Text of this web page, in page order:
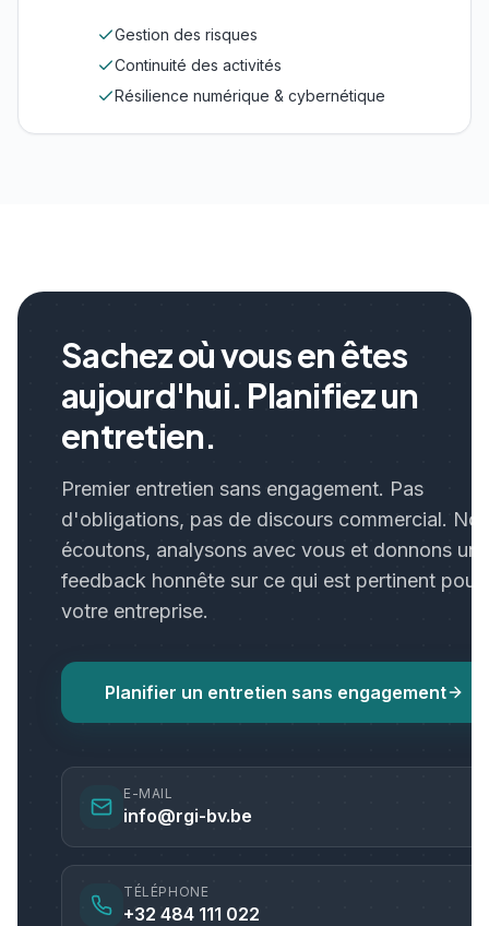
Gestion des risques
Continuité des activités
Résilience numérique & cybernétique
Sachez où vous en êtes
aujourd'hui. Planifiez un
entretien.
Premier entretien sans engagement. Pas
d'obligations, pas de discours commercial.
écoutons, analysons avec vous et donnons un
feedback honnête sur ce qui est pertinent pour
votre entreprise.
Planifier un entretien sans engagement
E-MAIL
info@rgi-bv.be
TÉLÉPHONE
+32 484 111 022